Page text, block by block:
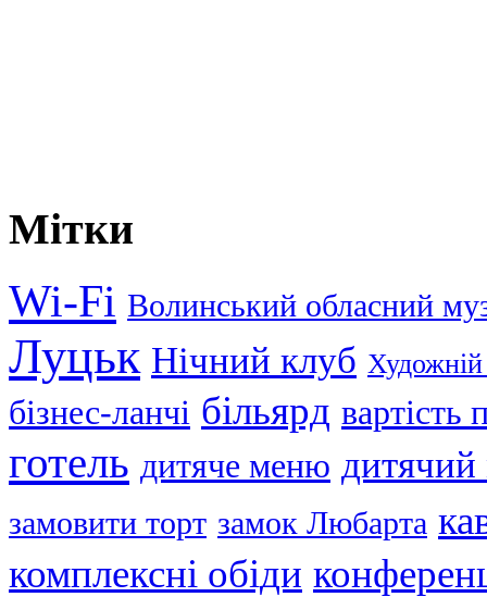
Мітки
Wi-Fi Волинський обласний
Луцьк Нічний клуб
бізнес-ланчі більярд вартість
готель дитяче меню
замовити торт замок Любарта
комплексні обіди